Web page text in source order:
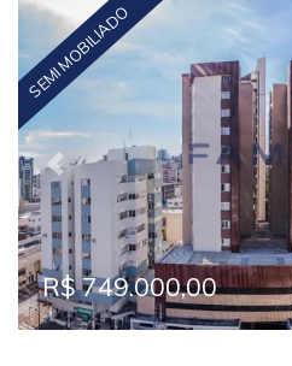
Previous
SEMI MOBILIADO
R$ 749.000,00